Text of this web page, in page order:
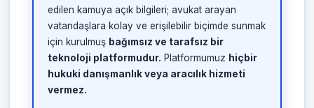
edilen kamuya açık bilgileri; avukat arayan
vatandaşlara kolay ve erişilebilir biçimde sunmak
için kurulmuş bağımsız ve tarafsız bir
teknoloji platformudur. Platformumuz hiçbir
hukuki danışmanlık veya aracılık hizmeti
vermez.